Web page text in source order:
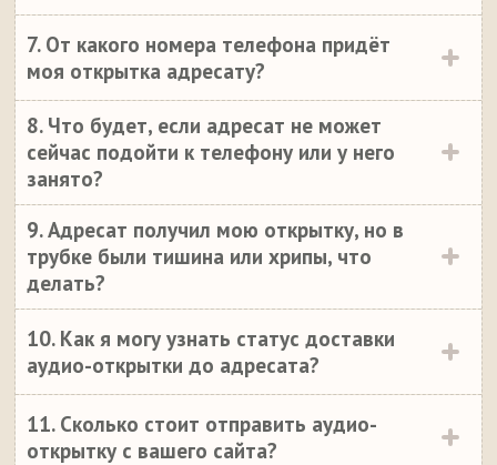
7. От какого номера телефона придёт
моя открытка адресату?
8. Что будет, если адресат не может
сейчас подойти к телефону или у него
занято?
9. Адресат получил мою открытку, но в
трубке были тишина или хрипы, что
делать?
10. Как я могу узнать статус доставки
аудио-открытки до адресата?
11. Сколько стоит отправить аудио-
открытку с вашего сайта?